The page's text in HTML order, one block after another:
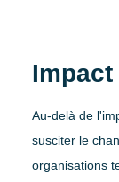
Au-delà de
susciter le
organisations